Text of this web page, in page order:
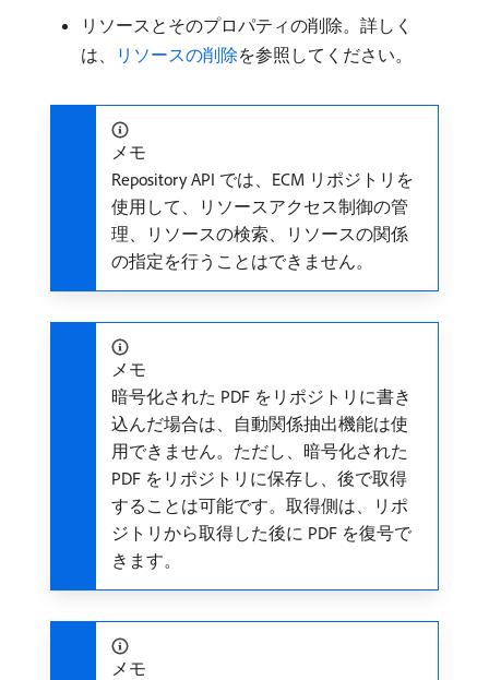
リソースとそのプロパティの削除。詳しく
は、
リソースの削除を参照してください。
メモ
Repository API では、ECM リポジトリを
使用して、リソースアクセス制御の管
理、リソースの検索、リソースの関係
の指定を行うことはできません。
メモ
暗号化された PDF をリポジトリに書き
込んだ場合は、自動関係抽出機能は使
用できません。ただし、暗号化された
PDF をリポジトリに保存し、後で取得
することは可能です。取得側は、リポ
ジトリから取得した後に PDF を復号で
きます。
メモ